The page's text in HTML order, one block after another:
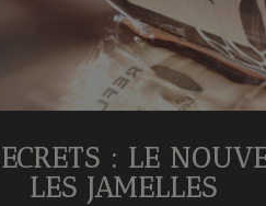
: LE
LES JAMELLES